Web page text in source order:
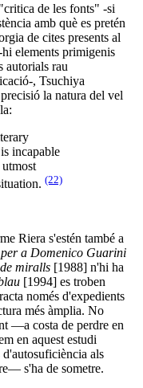
de les fonts" -si
amb què es pretén
de cites presents al
elements primigenis
autorials rau
, Tsuchiya
la natura del vel
incapable
(22)
Riera s'estén també a
a Domenico Guarini
miralls [1988] n'hi ha
[1994] es troben
només d'expedients
més àmplia. No
—a costa de perdre en
en aquest estudi
d'autosuficiència als
s'ha de sometre.